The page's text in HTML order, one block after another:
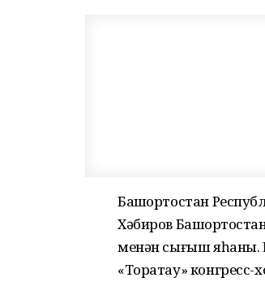
Башҡортостан
Хәбиров
менән сығыш яһаны.
«Торатау» конгресс-